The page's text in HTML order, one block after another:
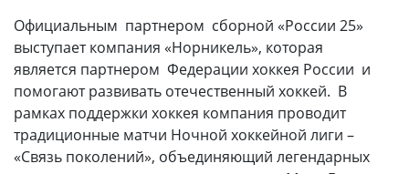
Официальным партнером сборной «России 25»
выступает компания «Норникель», которая
является партнером Федерации хоккея России и
помогают развивать отечественный хоккей. В
рамках поддержки хоккея компания проводит
традиционные матчи Ночной хоккейной лиги –
«Связь поколений», объединяющий легендарных